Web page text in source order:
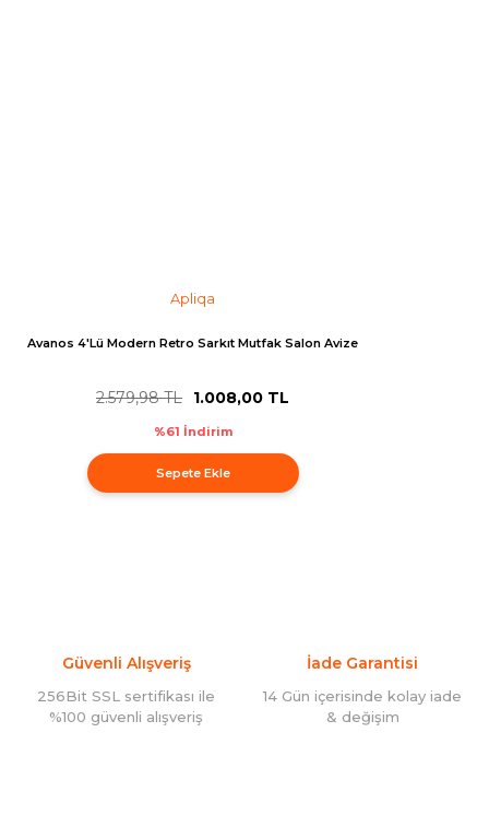
Apliqa
Avanos 4'Lü Modern Retro Sarkıt Mutfak Salon Avize
2.579,98 TL 1.008,00 TL
%61 İndirim
Sepete Ekle
Güvenli Alışveriş
256Bit SSL sertifikası ile
%100 güvenli alışveriş
İade Garantisi
14 Gün içerisinde kolay iade
& değişim